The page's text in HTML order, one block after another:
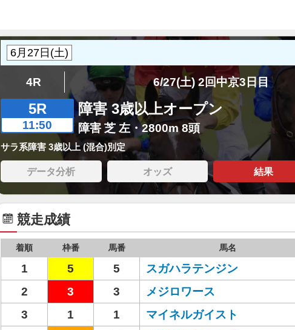
4R 6/27(土) 2回中京3日目
5R
11:50
障害 3歳以上オープン
障害 芝 左・2800m 8頭
サラ系障害 3歳以上 (混合)別定
データ分析 オッズ 結果
競走成績
着順 枠番 馬番 馬名
1 5 5 スガハラテンジン
2
3 3 メジロワース
3
1 1 マイネルガイスト